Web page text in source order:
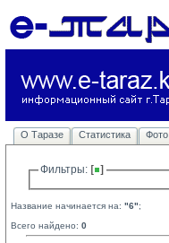
О Таразе Статистика Фото
Фильтры:
Название начинается на: "6";
Всего найдено: 0